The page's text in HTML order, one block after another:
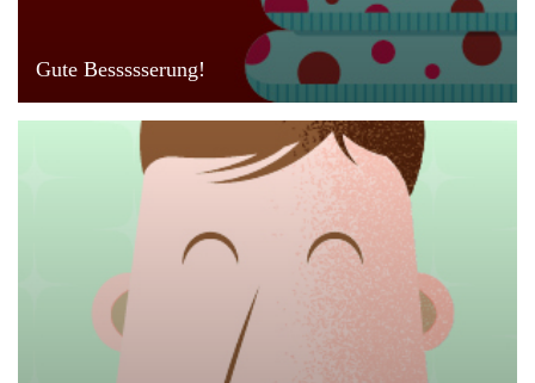
Gute Bessssserung!